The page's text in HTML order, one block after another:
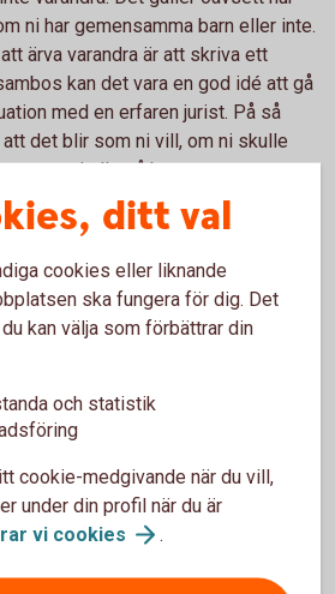
ni har gemensamma barn eller inte.
ärva varandra är att skriva ett
kan det vara en god idé att gå
med en erfaren jurist. På så
det blir som ni vill, om ni skulle
av er skulle gå bort.
eller boka
i en rådgivning? Välj mellan att
eller boka tid med en jurist. Som
hjälp av Götmars Juridik och
pris.
ditt val
cookies eller liknande
ska fungera för dig. Det
kan välja som förbättrar din
och statistik
cookie-medgivande när du vill,
under din profil när du är
vi cookies .